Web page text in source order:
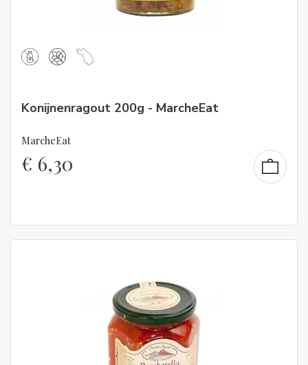
Konijnenragout 200g - MarcheEat
MarcheEat
€ 6,30